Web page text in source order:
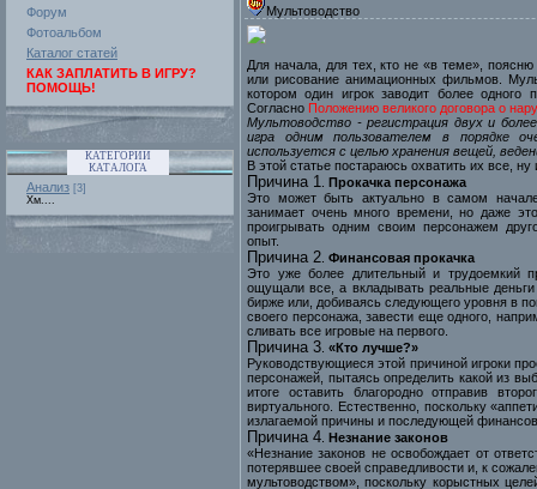
Форум
Фотоальбом
Каталог статей
КАК ЗАПЛАТИТЬ В ИГРУ?
ПОМОЩЬ!
КАТЕГОРИИ
КАТАЛОГА
Анализ [3]
Хм....
Мультоводство
Для начала, для тех, кто не «в теме»,
или рисование анимационных фильмов.
котором один игрок заводит более одного
Согласно Положению великого договора о
Мультоводство - регистрация двух и
игра одним пользователем в порядке
используется с целью хранения вещей,
В этой статье постараюсь охватить их все,
Причина 1 Прокачка персонажа
Это может быть актуально в самом
занимает очень много времени, но даже
проигрывать одним своим персонажем
опыт.
Причина 2 Финансовая прокачка
Это уже более длительный и трудоемкий
ощущали все, а вкладывать реальные
бирже или, добиваясь следующего уровня в
своего персонажа, завести еще одного,
сливать все игровые на первого.
Причина 3 «Кто лучше?»
Руководствующиеся этой причиной игроки
персонажей, пытаясь определить какой из
итоге оставить благородно отправив
виртуального. Естественно, поскольку
излагаемой причины и последующей
Причина 4 Незнание законов
«Незнание законов не освобождает от
потерявшее своей справедливости и, к
мультоводством», поскольку корыстных